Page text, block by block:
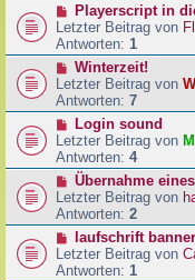
Playerscript in
Letzter Beitrag von
Antworten: 1
Winterzeit!
Letzter Beitrag von
Antworten: 7
Login sound
Letzter Beitrag von
Antworten: 4
Übernahme
Letzter Beitrag von
Antworten: 2
laufschrift banner
Letzter Beitrag von
Antworten: 1